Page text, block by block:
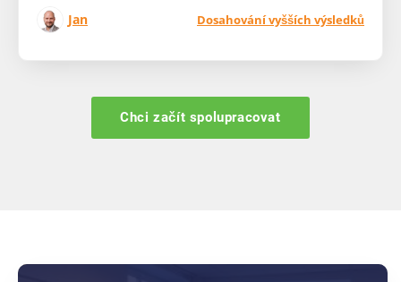
Jan Dosahování vyšších výsledků
Chci začít spolupracovat